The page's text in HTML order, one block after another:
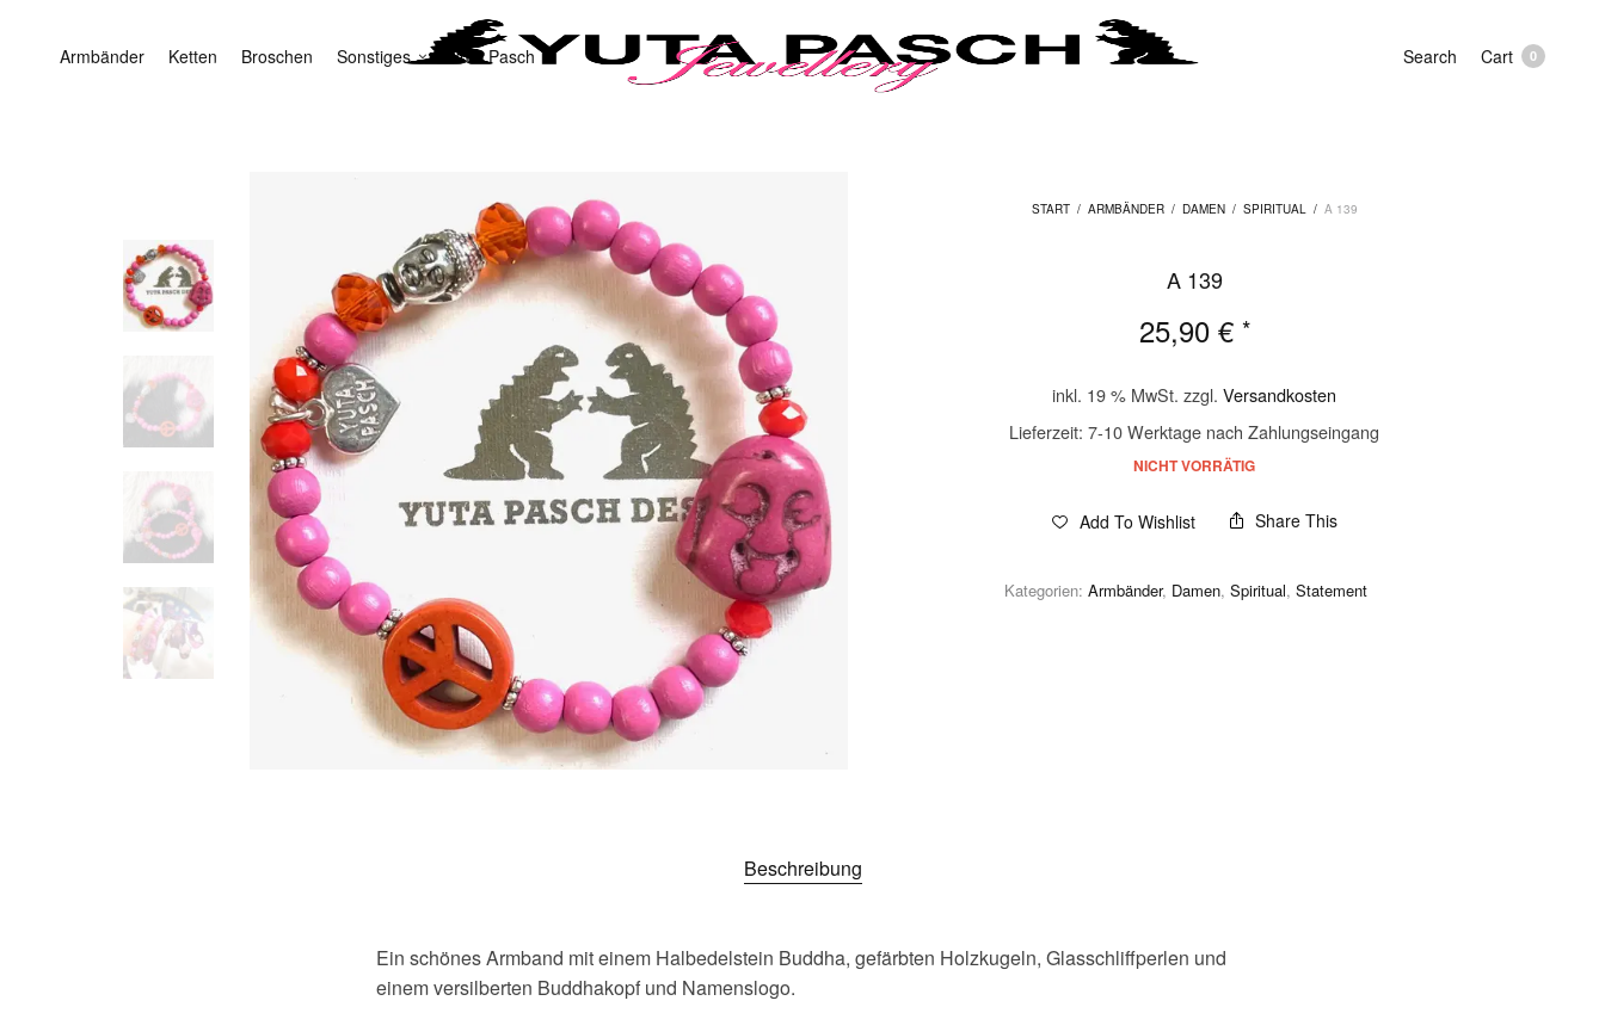
Armbänder Ketten Broschen Sonstiges Yuta Pasch Search Cart 0
START / ARMBÄNDER / DAMEN / SPIRITUAL / A 139
A 139
25,90 € *
inkl. 19 % MwSt. zzgl.Versandkosten
Lieferzeit:7-10 Werktage nach Zahlungseingang
NICHT VORRÄTIG
Add To Wishlist Share This
Kategorien: Armbänder, Damen, Spiritual, Statement
Beschreibung
Ein schönes Armband mit einem Halbedelstein Buddha, gefärbten Holzkugeln, Glasschliffperlen und
einem versilberten Buddhakopf und Namenslogo.